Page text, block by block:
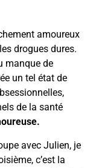
amoureux
drogues dures.
manque de
un tel état de
de la santé
avec Julien, je
c’est la